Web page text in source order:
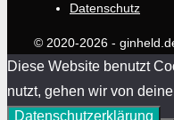
Datenschutz
© 2020-2026 -
Diese Website benutzt
nutzt, gehen wir von
Datenschutzerklärung